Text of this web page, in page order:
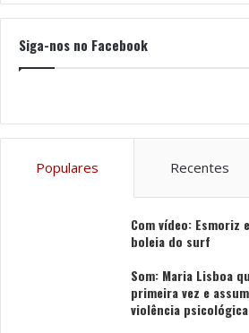
Siga-nos no Facebook
Populares Recentes
Com vídeo: Esmoriz
boleia do surf
Som: Maria Lisboa
primeira vez e
violência psicológica